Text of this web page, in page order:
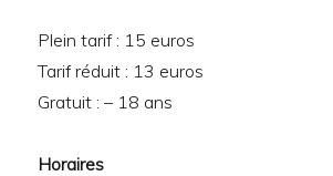
Plein tarif : 15 euros
Tarif réduit : 13 euros
Gratuit : – 18 ans
Horaires